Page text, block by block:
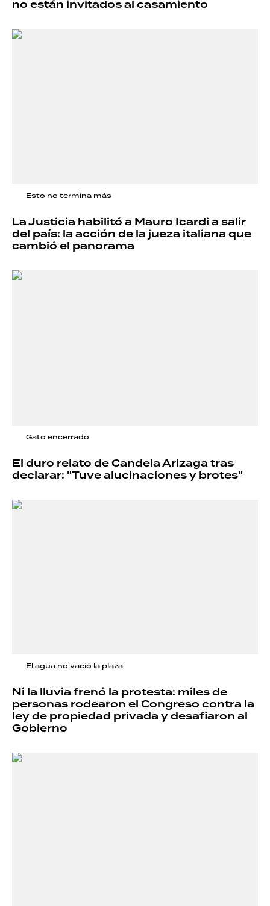
no están invitados al casamiento
Esto no termina más
La Justicia habilitó a Mauro Icardi a salir
del país: la acción de la jueza italiana que
cambió el panorama
Gato encerrado
El duro relato de Candela Arizaga tras
declarar: "Tuve alucinaciones y brotes"
El agua no vació la plaza
Ni la lluvia frenó la protesta: miles de
personas rodearon el Congreso contra la
ley de propiedad privada y desafiaron al
Gobierno